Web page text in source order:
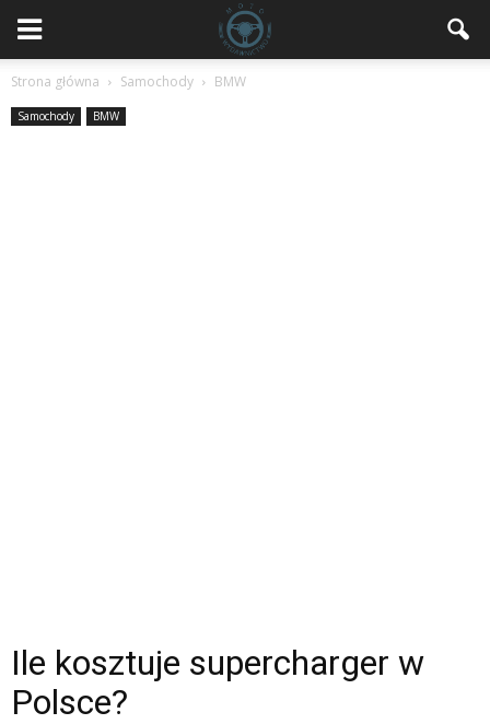
Strona główna Samochody BMW
Samochody BMW
Ile kosztuje supercharger w
Polsce?